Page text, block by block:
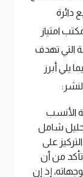
دائرة
امتياز
التي تهدف
يلي أبرز
الأنسب
شامل
على
من أن
إذ إن